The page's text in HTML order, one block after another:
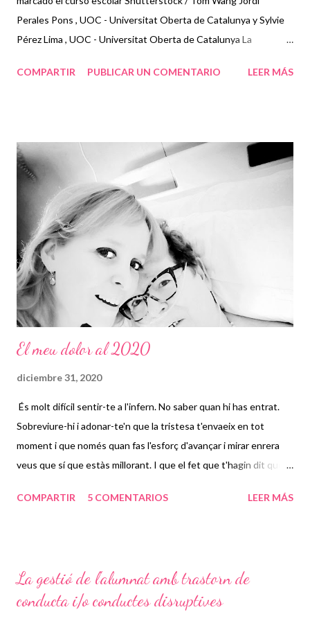
Perales Pons , UOC - Universitat Oberta de Catalunya y Sylvie
Pérez Lima , UOC - Universitat Oberta de Catalunya La
mayo de 2020, tres meses después de haber declarado el inicio
aunque se pudiera respetar la distancia de seguridad. La
situación supuso un cambio social entre los alumnos de
diferentes estudios, reencontrarse bajo condiciones no vividas
anteriormente. Tras un durísimo confinamiento sin posibilidad ni
tan siquiera de salir a la calle en sus inicios, nos encontrábamos
ante una situación desconcertante. Desde el punto de vista del
docente, la creación...
COMPARTIR PUBLICAR UN COMENTARIO LEER MÁS
El meu dolor al 2020
diciembre 31, 2020
És molt difícil sentir-te a l'infern. No saber quan hi has entrat.
Sobreviure-hi i adonar-te'n que la tristesa t'envaeix en tot
moment i que només quan fas l'esforç d'avançar i mirar enrera
veus que sí que estàs millorant. I que el fet que t'hagin dit que
bons ni dolents. Per què parlar de bondat o maldat en un any és
llàgrimes dificulten que hi escrigui i els calfreds esgoten cada
cop que cau la nit. Un any que sé que ha sigut complicat per
COMPARTIR 5 COMENTARIOS LEER MÁS
La gestió de l'alumnat amb trastorn de
conducta i/o conductes disruptives